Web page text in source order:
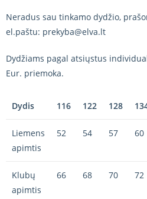
Neradus sau tinkamo dydžio,
el.paštu: prekyba@elva.lt
Dydžiams pagal atsiųstus
Eur. priemoka.
Dydis 116 122 128
Liemens
apimtis
52 54 57 60
Klubų
apimtis
66 68 70 72